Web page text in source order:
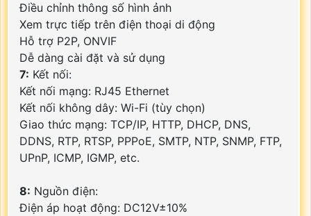
Điều chỉnh thông số hình ảnh
Xem trực tiếp trên điện thoại di động
Hỗ trợ P2P, ONVIF
Dễ dàng cài đặt và sử dụng
7: Kết nối:
Kết nối mạng: RJ45 Ethernet
Kết nối không dây: Wi-Fi (tùy chọn)
Giao thức mạng: TCP/IP, HTTP, DHCP, DNS,
DDNS, RTP, RTSP, PPPoE, SMTP, NTP, SNMP, FTP,
UPnP, ICMP, IGMP, etc.
8: Nguồn điện:
Điện áp hoạt động: DC12V±10%